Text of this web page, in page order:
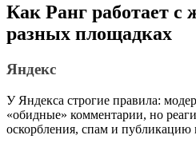
Как Ранг работает с
разных площадках
Яндекс
У Яндекса строгие правила:
«обидные» комментарии, но
оскорбления, спам и